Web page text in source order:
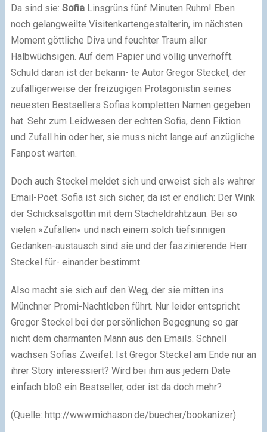
Da sind sie: SofiaLinsgrüns fünf Minuten Ruhm! Eben
noch gelangweilte Visitenkartengestalterin, im nächsten
Moment göttliche Diva und feuchter Traum aller
Halbwüchsigen. Auf dem Papier und völlig unverhofft.
Schuld daran ist der bekann- te Autor Gregor Steckel, der
zufälligerweise der freizügigen Protagonistin seines
neuesten Bestsellers Sofias kompletten Namen gegeben
hat. Sehr zum Leidwesen der echten Sofia, denn Fiktion
und Zufall hin oder her, sie muss nicht lange auf anzügliche
Fanpost warten.
Doch auch Steckel meldet sich und erweist sich als wahrer
Email-Poet. Sofia ist sich sicher, da ist er endlich: Der Wink
der Schicksalsgöttin mit dem Stacheldrahtzaun. Bei so
vielen »Zufällen« und nach einem solch tiefsinnigen
Gedanken-austausch sind sie und der faszinierende Herr
Steckel für- einander bestimmt.
Also macht sie sich auf den Weg, der sie mitten ins
Münchner Promi-Nachtleben führt. Nur leider entspricht
Gregor Steckel bei der persönlichen Begegnung so gar
nicht dem charmanten Mann aus den Emails. Schnell
wachsen Sofias Zweifel: Ist Gregor Steckel am Ende nur an
ihrer Story interessiert? Wird bei ihm aus jedem Date
einfach bloß ein Bestseller, oder ist da doch mehr?
(Quelle: http://www.michason.de/buecher/bookanizer)